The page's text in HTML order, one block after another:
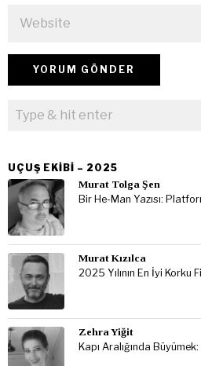
UÇUŞ EKIBI – 2025
Murat Tolga Şen
Bir He-Man Yazısı:
Murat Kızılca
2025 Yılının En İyi Korku
Zehra Yiğit
Kapı Aralığında